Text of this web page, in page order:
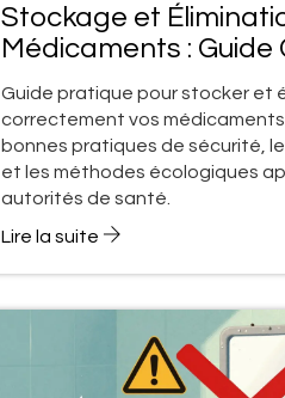
Stockage et
Médicaments : Guide
pour la Sécurité à
Guide pratique pour stocker et
correctement vos
bonnes pratiques de sécurité,
et les méthodes écologiques
autorités de santé.
Lire la suite